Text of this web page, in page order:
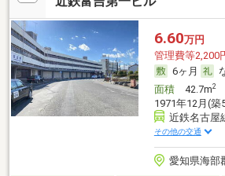
6.60万円
管理費等2,200
6ヶ月
面積42.7m2
1971年12月(築
近鉄名古屋
その他の交通
愛知県海部